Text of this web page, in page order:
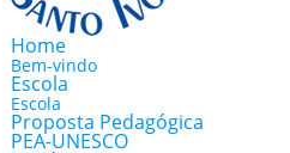
Home
Bem-vindo
Escola
Escola
Proposta Pedagógica
PEA-UNESCO